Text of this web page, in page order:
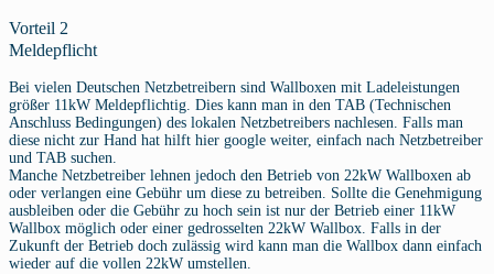
Vorteil 2
Meldepflicht
Bei vielen Deutschen Netzbetreibern sind Wallboxen mit Ladeleistungen
größer 11kW Meldepflichtig. Dies kann man in den TAB (Technischen
Anschluss Bedingungen) des lokalen Netzbetreibers nachlesen. Falls man
diese nicht zur Hand hat hilft hier google weiter, einfach nach Netzbetreiber
und TAB suchen.
Manche Netzbetreiber lehnen jedoch den Betrieb von 22kW Wallboxen ab
oder verlangen eine Gebühr um diese zu betreiben. Sollte die Genehmigung
ausbleiben oder die Gebühr zu hoch sein ist nur der Betrieb einer 11kW
Wallbox möglich oder einer gedrosselten 22kW Wallbox. Falls in der
Zukunft der Betrieb doch zulässig wird kann man die Wallbox dann einfach
wieder auf die vollen 22kW umstellen.